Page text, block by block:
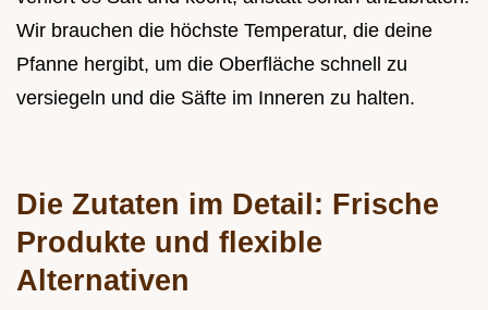
Wir brauchen die höchste Temperatur, die deine
Pfanne hergibt, um die Oberfläche schnell zu
versiegeln und die Säfte im Inneren zu halten.
Die Zutaten im Detail: Frische
Produkte und flexible
Alternativen